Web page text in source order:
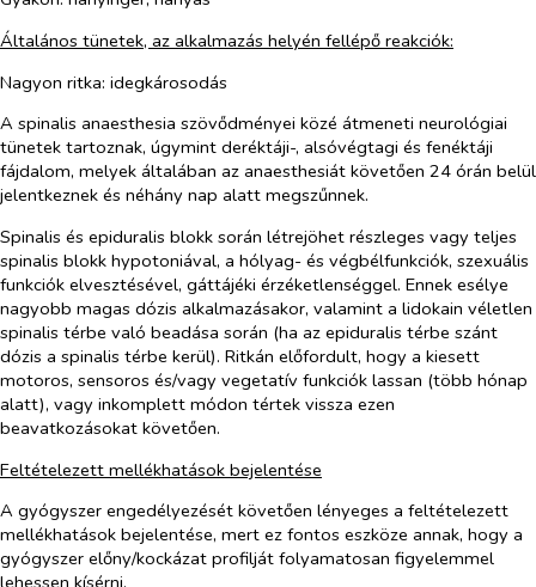
Általános tünetek, az alkalmazás helyén fellépő reakciók:
Nagyon ritka: idegkárosodás
A spinalis anaesthesia szövődményei közé átmeneti neurológiai
tünetek tartoznak, úgymint deréktáji-, alsóvégtagi és fenéktáji
fájdalom, melyek általában az anaesthesiát követően 24 órán belül
jelentkeznek és néhány nap alatt megszűnnek.
Spinalis és epiduralis blokk során létrejöhet részleges vagy teljes
spinalis blokk hypotoniával, a hólyag- és végbélfunkciók, szexuális
funkciók elvesztésével, gáttájéki érzéketlenséggel. Ennek esélye
nagyobb magas dózis alkalmazásakor, valamint a lidokain véletlen
spinalis térbe való beadása során (ha az epiduralis térbe szánt
dózis a spinalis térbe kerül). Ritkán előfordult, hogy a kiesett
motoros, sensoros és/vagy vegetatív funkciók lassan (több hónap
alatt), vagy inkomplett módon tértek vissza ezen
beavatkozásokat követően.
Feltételezett mellékhatások bejelentése
A gyógyszer engedélyezését követően lényeges a feltételezett
mellékhatások bejelentése, mert ez fontos eszköze annak, hogy a
gyógyszer előny/kockázat profilját folyamatosan figyelemmel